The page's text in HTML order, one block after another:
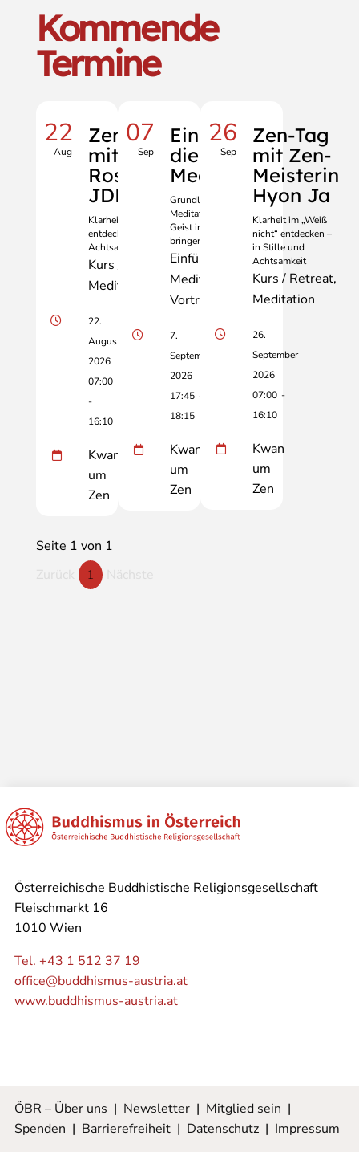
Kommende
Termine
22
Aug
Zen-Tag
mit Knud
Rosenmayr
JDPSN
Klarheit im „Weiß nicht“
entdecken – in Stille und
Achtsamkeit
Kurs / Retreat
Meditation
22.
August
2026
07:00
-
16:10
Kwan
um
Zen
07
Sep
Einstieg in
die Zen-
Meditation
Grundlagen der Zen-
Meditation: Körper und
Geist in Einklang
bringen
Einführung
Meditation
Vortrag
7.
September
2026
17:45 -
18:15
Kwan
um
Zen
26
Sep
Zen-Tag
mit Zen-
Meisterin
Hyon Ja
Klarheit im „Weiß
nicht“ entdecken –
in Stille und
Achtsamkeit
Kurs / Retreat
Meditation
26.
September
2026
07:00 -
16:10
Kwan
um
Zen
Seite 1 von 1
1
Österreichische Buddhistische Religionsgesellschaft
Fleischmarkt 16
1010 Wien
Tel. +43 1 512 37 19
office@buddhismus-austria.at
www.buddhismus-austria.at
ÖBR – Über uns | Newsletter| Mitglied sein |
Spenden | Barrierefreiheit| Datenschutz| Impressum